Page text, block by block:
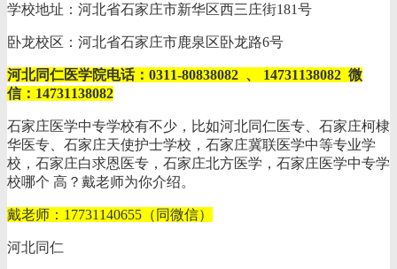
学校地址：河北省石家庄市新华区西三庄街181号
卧龙校区：河北省石家庄市鹿泉区卧龙路6号
河北同仁医学院电话：0311-80838082 、 14731138082 微
信：14731138082
石家庄医学中专学校有不少，比如河北同仁医专、石家庄柯棣
华医专、石家庄天使护士学校，石家庄冀联医学中等专业学
校，石家庄白求恩医专，石家庄北方医学，石家庄医学中专学
校哪个 高？戴老师为你介绍。
戴老师：17731140655（同微信）
河北同仁